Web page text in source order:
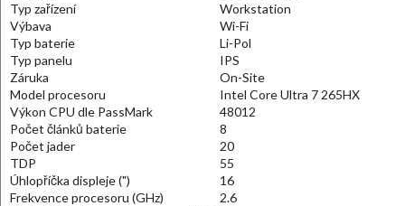
Typ zařízení
Workstation
Výbava
Wi-Fi
Typ baterie
Li-Pol
Typ panelu
IPS
Záruka
On-Site
Model procesoru
Intel Core Ultra 7 265HX
Výkon CPU dle PassMark
48012
Počet článků baterie
8
Počet jader
20
TDP
55
Úhlopříčka displeje (")
16
Frekvence procesoru (GHz)
2.6